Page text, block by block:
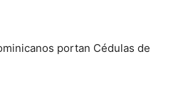
portan Cédulas de